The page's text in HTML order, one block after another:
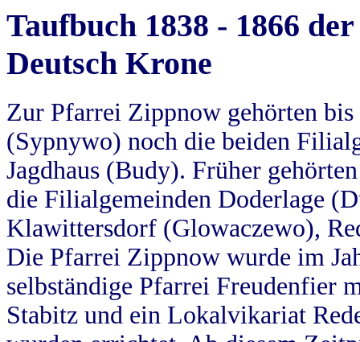
Taufbuch 1838 - 1866
Deutsch Krone
Zur Pfarrei Zippnow gehörten
(Sypnywo) noch die beiden
Jagdhaus (Budy). Früher
die Filialgemeinden Doderlage
Klawittersdorf (Glowaczewo),
Die Pfarrei Zippnow wurde im
selbständige Pfarrei Freudenfier
Stabitz und ein Lokalvikariat